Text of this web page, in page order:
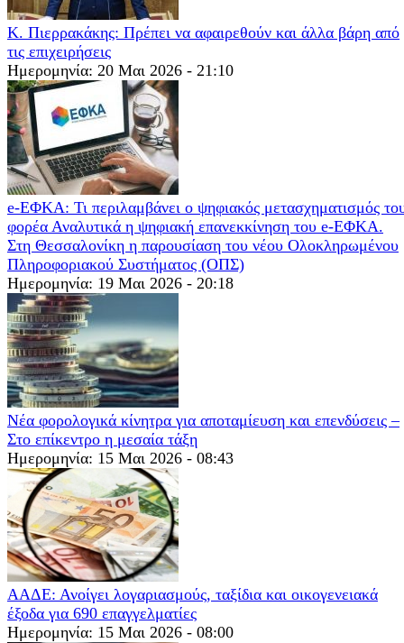
Κ. Πιερρακάκης: Πρέπει να αφαιρεθούν και άλλα βάρη από
τις επιχειρήσεις
Ημερομηνία: 20 Μαι 2026 - 21:10
e-ΕΦΚΑ: Τι περιλαμβάνει ο ψηφιακός μετασχηματισμός
φορέα Αναλυτικά η ψηφιακή επανεκκίνηση του e-ΕΦΚΑ.
Στη Θεσσαλονίκη η παρουσίαση του νέου Ολοκληρωμένου
Πληροφοριακού Συστήματος (ΟΠΣ)
Ημερομηνία: 19 Μαι 2026 - 20:18
Νέα φορολογικά κίνητρα για αποταμίευση και επενδύσεις –
Στο επίκεντρο η μεσαία τάξη
Ημερομηνία: 15 Μαι 2026 - 08:43
ΑΑΔΕ: Ανοίγει λογαριασμούς, ταξίδια και οικογενειακά
έξοδα για 690 επαγγελματίες
Ημερομηνία: 15 Μαι 2026 - 08:00